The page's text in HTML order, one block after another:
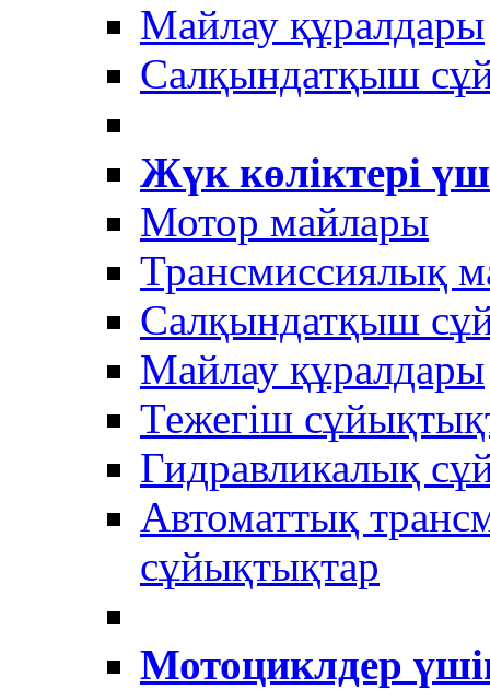
Майлау құралдары
Салқындатқыш
Жүк көліктері
Мотор майлары
Трансмиссиялық
Салқындатқыш
Майлау құралдары
Тежегіш
Гидравликалық
Автоматтық
сұйықтықтар
Мотоциклдер